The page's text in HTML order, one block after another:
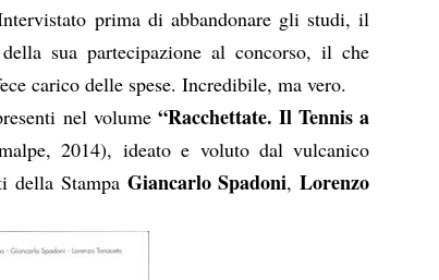
prima di abbandonare gli studi, il
sua partecipazione al concorso, il che
carico delle spese. Incredibile, ma vero.
nel volume “Racchettate. Il Tennis a
2014), ideato e voluto dal vulcanico
della Stampa Giancarlo Spadoni,Lorenzo